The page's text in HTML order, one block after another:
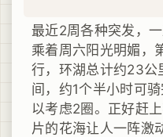
最近2周各种突发，
乘着周六阳光明媚，
行，环湖总计约23公
间，约1个半小时可
以考虑2圈。正好赶
片的花海让人一阵激